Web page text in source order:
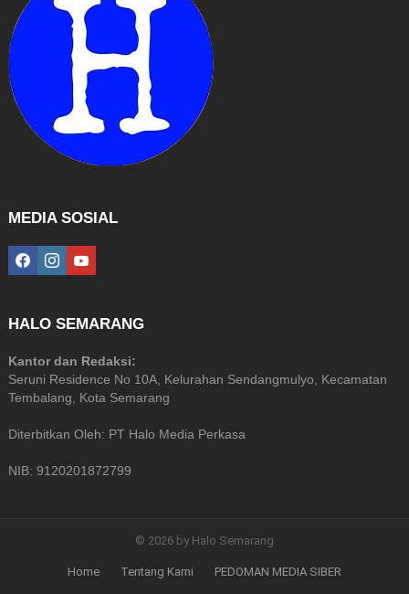
MEDIA SOSIAL
facebookinstagramyoutube
HALO SEMARANG
Kantor dan Redaksi:
Seruni Residence No 10A, Kelurahan Sendangmulyo, Kecamatan
Tembalang, Kota Semarang
Diterbitkan Oleh: PT Halo Media Perkasa
NIB: 9120201872799
© 2026 by Halo Semarang
Home Tentang Kami PEDOMAN MEDIA SIBER